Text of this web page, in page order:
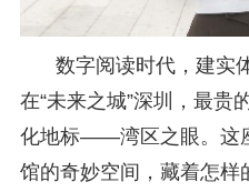
数字阅读时代，建实
在“未来之城”深圳，最贵
化地标——湾区之眼。这
馆的奇妙空间，藏着怎样